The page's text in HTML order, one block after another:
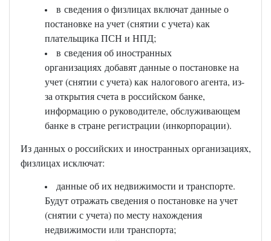
в сведения о физлицах включат данные о
постановке на учет (снятии с учета) как
плательщика ПСН и НПД;
в сведения об иностранных
организациях добавят данные о постановке на
учет (снятии с учета) как налогового агента, из-
за открытия счета в российском банке,
информацию о руководителе, обслуживающем
банке в стране регистрации (инкорпорации).
Из данных о российских и иностранных организациях,
физлицах исключат:
данные об их недвижимости и транспорте.
Будут отражать сведения о постановке на учет
(снятии с учета) по месту нахождения
недвижимости или транспорта;